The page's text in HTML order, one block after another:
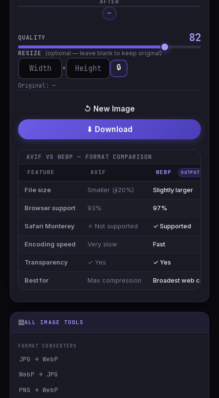
Processing…
—
QUALITY 82
RESIZE (optional — leave blank to keep original)
× 🔒
Original: —
⬇ Download
↺ New Image
AVIF VS WEBP — FORMAT COMPARISON
FEATURE AVIF WEBP OUTPUT
File size Smaller (∳20%) Slightly larger
Browser support 93% 97%
Safari Monterey ✗ Not supported ✓ Supported
Encoding speed Very slow Fast
Transparency ✓ Yes ✓ Yes
Best for Max compression Broadest web
ALL IMAGE TOOLS
FORMAT CONVERTERS
JPG → WebP
WebP → JPG
PNG → WebP